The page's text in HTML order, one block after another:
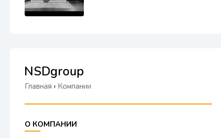
NSDgroup
Главная › Компании
О КОМПАНИИ